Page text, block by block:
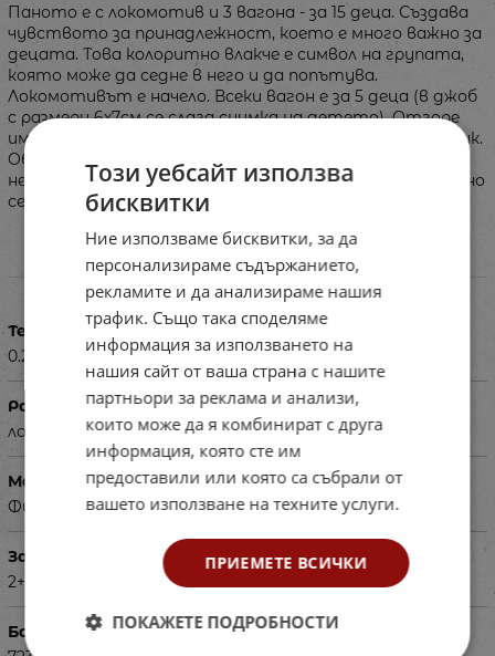
Паното е с локомотив и 3 вагона - за 15 деца. Създава
чувството за принадлежност, което е много важно за
децата. Това колоритно влакче е символ на групата,
която може да седне в него и да попътува.
Локомотивът е начело. Всеки вагон е за 5 деца (в джоб
с размери 6х7см се слага снимка на детето). Отгоре
има облаци показващи настроението на всеки пътник.
Общо облаците са 45 - 15 радостни, 15 тъжни и 15
неутрални. Ако групата е с повече от 15 деца, отделно
се предлага вагон с №72321597.
Характеристики
Тегло в кг
0.280
Размери в см
локомотив - 45х32, вагон - 40х23
Материал
Филц
За деца на възраст
2+
Баркод (ISBN, UPC, др.)
Този уебсайт използва
бисквитки
Ние използваме бисквитки, за да
персонализираме съдържанието,
рекламите и да анализираме нашия
трафик. Също така споделяме
информация за използването на
нашия сайт от ваша страна с нашите
партньори за реклама и анализи,
които може да я комбинират с друга
информация, която сте им
предоставили или която са събрали от
вашето използване на техните услуги.
ПРИЕМЕТЕ ВСИЧКИ
ПОКАЖЕТЕ ПОДРОБНОСТИ